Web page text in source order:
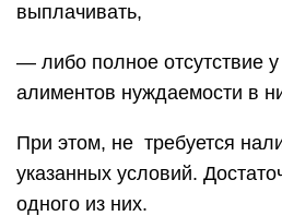
выплачивать,
— либо полное отсутствие у
алиментов нуждаемости в
При этом, не требуется
указанных условий.
одного из них.